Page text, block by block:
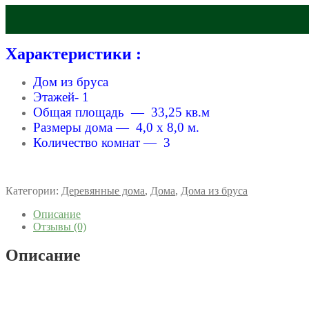
Характеристики :
Дом из бруса
Этажей- 1
Общая площадь — 33,25 кв.м
Размеры дома — 4,0 x 8,0 м.
Количество комнат — 3
Категории: Деревянные дома, Дома, Дома из бруса
Описание
Отзывы (0)
Описание